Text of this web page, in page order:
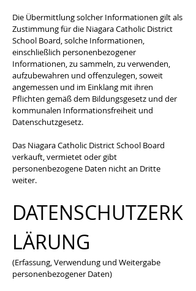
Die Übermittlung solcher Informationen gilt als
Zustimmung für die Niagara Catholic District
School Board, solche Informationen,
einschließlich personenbezogener
Informationen, zu sammeln, zu verwenden,
aufzubewahren und offenzulegen, soweit
angemessen und im Einklang mit ihren
Pflichten gemäß dem Bildungsgesetz und der
kommunalen Informationsfreiheit und
Datenschutzgesetz.
Das Niagara Catholic District School Board
verkauft, vermietet oder gibt
personenbezogene Daten nicht an Dritte
weiter.
DATENSCHUTZERK
LÄRUNG
(Erfassung, Verwendung und Weitergabe
personenbezogener Daten)